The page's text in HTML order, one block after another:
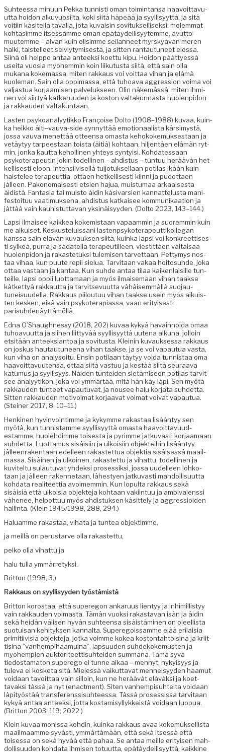
Suh­teessa min­u­un Pekka tun­nisti oman toim­intansa haavoit­tavu­
ut­ta hoidon alku­vu­osil­ta, koki siitä häpeää ja syyl­lisyyt­tä, ja sitä
voiti­in käsitel­lä taval­la, jota kuvaisin sovi­tuk­sel­lisek­si; molem­mat
kohtasimme itsessämme oman epätäy­del­lisyytemme, avut­to­
muutemme – aivan kuin olisimme seilan­neet myrskyävän meren
hal­ki, tais­telleet selviy­tymis­es­tä, ja sit­ten rantau­tuneet elos­sa.
Siinä oli help­po antaa anteek­si koet­tu kipu. Hoidon päät­tyessä
usei­ta vuosia myöhem­min koin liiku­tus­ta siitä, että sain olla
mukana koke­mas­sa, miten rakkaus voi voit­taa vihan ja elämä
kuole­man. Sain olla oppi­mas­sa, että tuhoa­va aggres­sion voima voi
val­jas­tua kor­jaamisen palveluk­seen. Olin näkemässä, miten ihmi­
nen voi siir­tyä katkeru­u­den ja kos­ton val­takun­nas­ta huolen­pidon
ja rakkau­den valtakuntaan.
Las­ten psyko­ana­lyytikko Françoise Dolto (1908–1988) kuvaa, kuin­
ka heikko äiti‒­vau­va-side syn­nyt­tää emo­tion­aal­ista kär­simys­tä,
jos­sa vau­va menet­tää otteen­sa omas­ta kehokoke­muk­ses­taan ja
vetäy­tyy tarpeestaan toista (äitiä) kohtaan, hiljen­täen elämän ryt­
min, jon­ka kaut­ta keholli­nen yhteys syn­ty­isi. Koh­dates­saan
psykoter­apeutin jokin todel­li­nen – ahdis­tus ‒ tun­tuu heräävän het­
kel­lis­es­ti eloon. Inten­si­ivisel­lä tui­jo­tuk­sel­laan poti­las ikään kuin
hais­telee ter­apeut­tia, ottaen het­kel­lis­es­ti kiin­ni ja pudot­taen
jälleen. Pakono­mais­es­ti etsien hajua, muis­tu­maa arkaais­es­ta
äidis­tä. Fan­ta­sia tai muis­to äidin käsi­var­sien kan­nat­telus­ta man­i­
festoituu vaa­timuk­se­na, ahdis­tus katkaisee kom­mu­nikaa­tion ja
jät­tää vain kauhis­tut­ta­van yksinäisyy­den. (Dolto 2023, 143–144.)
Lap­si ilmaisee kaikkea kokemis­taan vapaam­min ja suorem­min kuin
me aikuiset. Keskusteluis­sani las­tenpsykoter­apeut­tikol­le­gan
kanssa sain elävän kuvauk­sen siitä, kuin­ka lap­si voi konkreet­tis­es­
ti sylkeä, purra ja sadatel­la ter­apeu­ti­lleen, viestit­täen val­taisaa
huolen­pidon ja rakaste­tuk­si tulemisen tarvet­taan. Pet­tymys nos­
taa vihaa, kun puute repii sielua. Tarvi­taan vakaa hoito­suhde, joka
ottaa vas­taan ja kan­taa. Kun suhde antaa tilaa kaiken­laisille tun­
teille, lap­si oppii luot­ta­maan ja myös ilmaise­maan vihan taakse
kätket­tyä rakkaut­ta ja tarvit­se­vu­ut­ta vähäisem­mäl­lä suo­jau­
tuneisu­udel­la. Rakkaus piiloutuu vihan taakse usein myös aikuis­
ten kesken, eikä vain psykoter­api­as­sa, vaan eri­tyis­es­ti
parisuhdenäyttämöllä.
Edna O’Shaughnessy (2018, 202) kuvaa kykyä havain­noi­da omaa
tuhoavu­ut­ta ja siihen liit­tyvää syyl­lisyyt­tä uute­na alku­na, jol­loin
etsitään anteek­siantoa ja sovi­tus­ta. Kleinin kuvauk­ses­sa rakkaus
on joskus hau­tau­tuneena vihan taakse, ja se voi vapau­tua vas­ta,
kun viha on analysoitu. Ensin poti­laan täy­tyy voi­da tun­nistaa oma
haavoit­tavuuten­sa, ottaa siitä vas­tuu ja kestää siitä seu­raa­va
katu­mus ja syyl­lisyys. Näi­den tun­tei­den sietämiseen poti­las tarvit­
see ana­lyytikon, joka voi ymmärtää, mitä hän käy läpi. Sen myötä
rakkau­den tun­teet vapau­tu­vat, ja nousee halu kor­ja­ta suhdet­ta.
Sit­ten rakkau­den motivoimat kor­jaa­vat voimat voivat vapau­tua.
(Stein­er 2017, 8, 10‒11.)
Henk­i­nen hyv­in­voin­timme ja kykymme rakas­taa lisään­tyy sen
myötä, kun tun­nistamme syyl­lisyyt­tä omas­ta haavoit­tavu­ud­
estamme, huole­hdimme tois­es­ta ja pyrimme jatku­vasti kor­jaa­maan
suhdet­ta. Luot­ta­mus sisäisi­in ja ulkoisi­in objek­tei­hin lisään­tyy,
jälleen­rak­en­taen edelleen rakastet­tua objek­tia sisäisessä maail­
mas­sa. Sisäi­nen ja ulkoinen, rakastet­tu ja vihat­tu, todel­li­nen ja
kuvitel­tu sulau­tu­vat yhdek­si pros­es­sik­si, jos­sa uudelleen lohko­
taan ja jälleen raken­netaan, läh­estyen jatku­vasti mah­dol­lisu­ut­ta
koh­da­ta reali­teet­tia avoimem­min. Kun lop­ul­ta rakkaus sekä
sisäisiä että ulkoisia objek­te­ja kohtaan vaki­in­tuu ja ambivalenssi
vähe­nee, helpot­tuu myös ahdis­tuk­sen käsit­te­ly ja aggres­sioiden
hallinta. (Klein 1945/1998, 288, 294.)
Halu­amme rakas­taa, viha­ta ja tun­tea objektimme,
ja meil­lä on perus­tarve olla rakastettu,
pelko olla vihat­tu ja
halu tul­la ymmärretyksi.
Brit­ton (1998, 3.)
Rakkaus on syyl­lisyy­den työstämistä
Brit­ton korostaa, että super­egon ankaru­us lien­tyy ja inhimil­listyy
vain rakkau­den voimas­ta. Tämän vuok­si rakas­ta­van isän ja äidin
sekä hei­dän välisen hyvän suh­teen­sa sisäistämi­nen on oleel­lista
suo­tu­isan kehi­tyk­sen kannal­ta. Super­egois­samme elää eri­laisia
prim­i­ti­ivisiä objek­te­ja, jot­ka voimme kokea kos­ton­tah­toisi­na ja kri­it­
tis­inä ”van­hempi­haa­muina”, lap­su­u­den suhdekoke­musten ja
myöhempi­en auk­tori­teet­tisuhtei­den sum­mana. Tämä syvä
tiedostam­a­ton super­ego ei tunne aikaa ‒ men­nyt, nyky­isyys ja
tule­va ei kos­ke­ta sitä. Mielessä vaikut­ta­vat men­neisyy­den haa­mut
voidaan tavoit­taa vain sil­loin, kun ne heräävät eläväk­si ja koet­
tavak­si tässä ja nyt (enact­ment). Siten van­hemp­isuhtei­ta voidaan
läpi­työstää trans­fer­enssisuh­teessa. Tässä pros­es­sis­sa tarvi­taan
kykyä antaa anteek­si, jot­ta kostami­syl­lykkeistä voidaan luop­ua.
(Brit­ton 2003, 119; 2022.)
Klein kuvaa monis­sa kohdin, kuin­ka rakkaus avaa koke­muk­sel­lista
maail­maamme syvästi, ymmärtämään, että sekä itsessä että
toises­sa on sekä hyvää että pahaa. Se antaa meille eri­tyisen mah­
dol­lisu­u­den koh­da­ta ihmisen totu­ut­ta, epätäy­del­lisyyt­tä, kaikkine